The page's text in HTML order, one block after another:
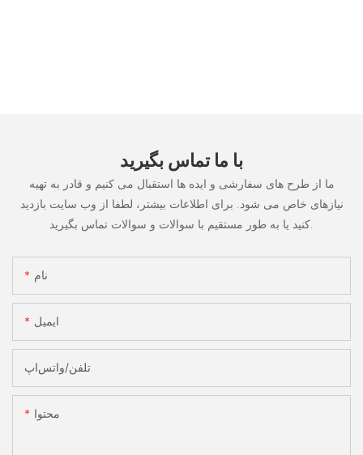
با ما تماس بگیرید
ما از طرح های سفارشی و ایده ها استقبال می کنیم و قادر به تهیه
نیازهای خاص می شود. برای اطلاعات بیشتر، لطفا از وب سایت بازدید
نام
ایمیل
تلفن/واتس‌اپ
محتوا